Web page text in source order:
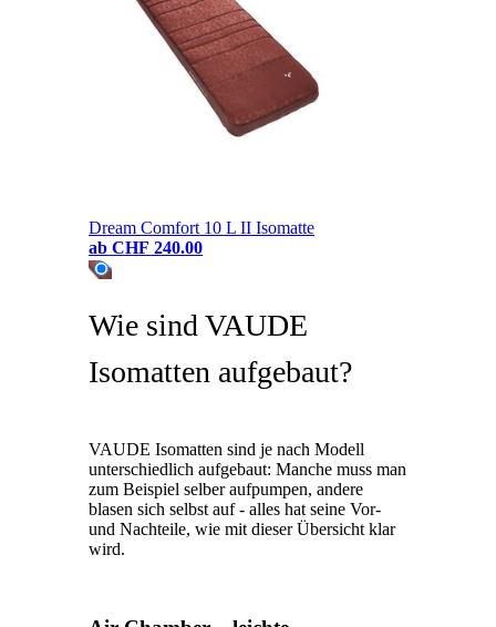
Dream Comfort 10 L II Isomatte
ab CHF 240.00
Wie sind VAUDE
Isomatten aufgebaut?
VAUDE Isomatten sind je nach Modell
unterschiedlich aufgebaut: Manche muss man
zum Beispiel selber aufpumpen, andere
blasen sich selbst auf - alles hat seine Vor-
und Nachteile, wie mit dieser Übersicht klar
wird.